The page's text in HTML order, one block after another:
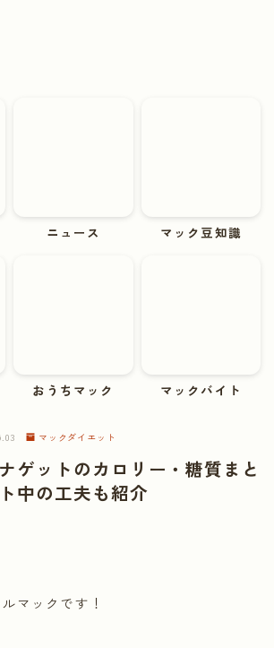
ニュース マック豆知識
おうちマック マックバイト
マックダイエット
ゲットのカロリー・糖質まと
中の工夫も紹介
マックです！